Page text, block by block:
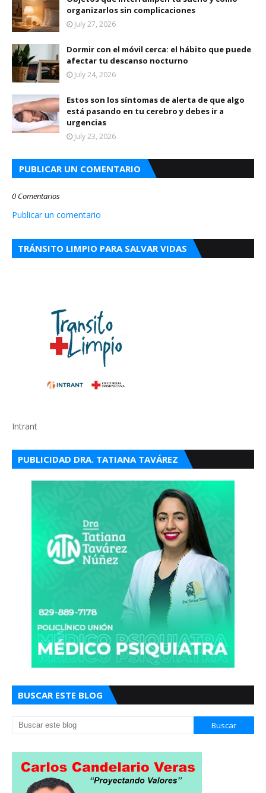
organizarlos sin complicaciones
July 27, 2026
Dormir con el móvil cerca: el hábito que puede
afectar tu descanso nocturno
July 24, 2026
Estos son los síntomas de alerta de que algo
está pasando en tu cerebro y debes ir a
urgencias
July 23, 2026
PUBLICAR UN COMENTARIO
0 Comentarios
Publicar un comentario
TRÁNSITO LIMPIO PARA SALVAR VIDAS
Intrant
PUBLICIDAD DRA. TATIANA TAVÁREZ
BUSCAR ESTE BLOG